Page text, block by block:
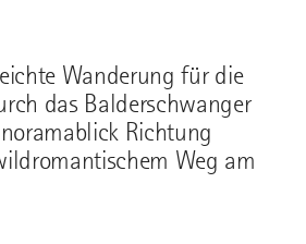
Wanderung für die
das Balderschwanger
Richtung
Weg am